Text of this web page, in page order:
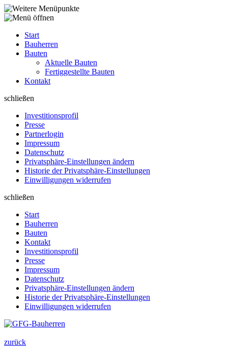
Start
Bauherren
Bauten
Aktuelle Bauten
Fertiggestellte Bauten
Kontakt
schließen
Investitions­profil
Presse
Partnerlogin
Impressum
Datenschutz
Privatsphäre-Einstellungen ändern
Historie der Privatsphäre-Einstellungen
Einwilligungen widerrufen
schließen
Start
Bauherren
Bauten
Kontakt
Investitions­profil
Presse
Impressum
Datenschutz
Privatsphäre-Einstellungen ändern
Historie der Privatsphäre-Einstellungen
Einwilligungen widerrufen
zurück